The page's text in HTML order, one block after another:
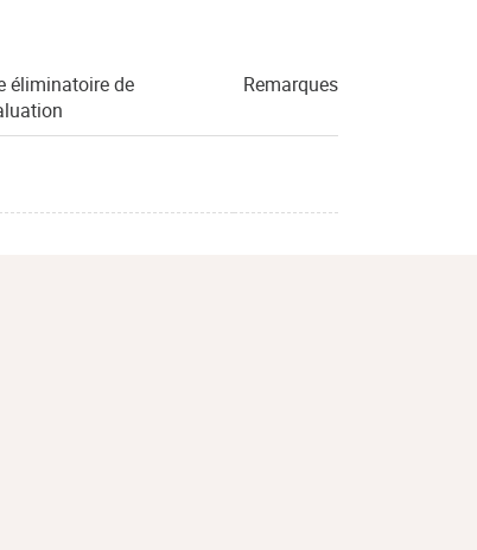
éliminatoire de
Remarques